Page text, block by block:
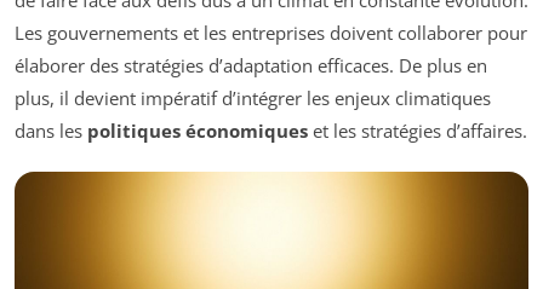
Les gouvernements et les entreprises doivent collaborer pour
élaborer des stratégies d’adaptation efficaces. De plus en
plus, il devient impératif d’intégrer les enjeux climatiques
dans les politiques économiques et les stratégies d’affaires.